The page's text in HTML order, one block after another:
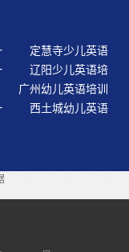
定慧寺少儿英语
辽阳少儿英语培
广州幼儿英语培训
西土城幼儿英语